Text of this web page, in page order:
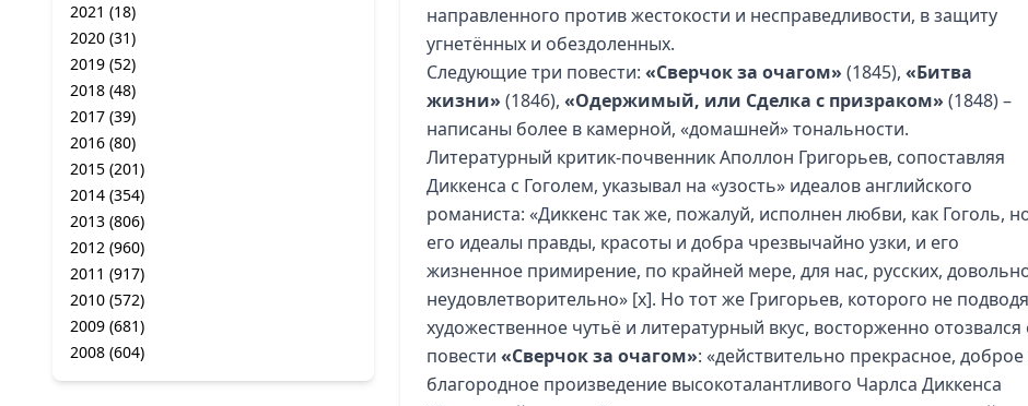
2021 (18)
2020 (31)
2019 (52)
2018 (48)
2017 (39)
2016 (80)
2015 (201)
2014 (354)
2013 (806)
2012 (960)
2011 (917)
2010 (572)
2009 (681)
2008 (604)
направленного против жестокости и несправедливости, в защиту
угнетённых и обездоленных.
Следующие три повести: «Сверчок за очагом» (1845), «Битва
жизни» (1846), «Одержимый, или Сделка с призраком» (1848) –
написаны более в камерной, «домашней» тональности.
Литературный критик-почвенник Аполлон Григорьев, сопоставляя
Диккенса с Гоголем, указывал на «узость» идеалов английского
романиста: «Диккенс так же, пожалуй, исполнен любви, как Гоголь,
его идеалы правды, красоты и добра чрезвычайно узки, и его
жизненное примирение, по крайней мере, для нас, русских,
неудовлетворительно» [x]. Но тот же Григорьев, которого не
художественное чутьё и литературный вкус, восторженно отозвался
повести «Сверчок за очагом»: «действительно прекрасное, доброе
благородное произведение высокоталантливого Чарлса Диккенса